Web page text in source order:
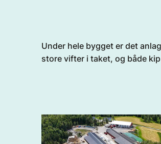
Under hele bygget er det
store vifter i taket, og både